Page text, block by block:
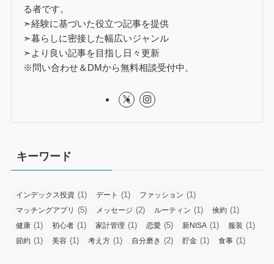
る者です。
➣経験に基づいた役立つ記事を提供
➣暮らしに密接した幅広いジャンル
➣より良い記事を目指し日々更新
※問い合わせ＆DMから無料相談受付中。
キーワード
インデックス投資 (1) デート (1) ファッション (1)
マッチングアプリ (5) メッセージ (2) ルーティン (1) 倹約 (1)
健康 (1) 初心者 (1) 家計管理 (1) 恋愛 (5) 新NISA (1) 服装 (1)
節約 (1) 美容 (1) 考え方 (1) 自分磨き (2) 貯金 (1) 食事 (1)